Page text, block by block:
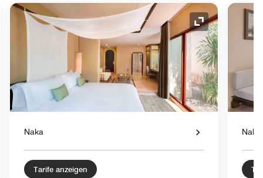
"Ausklappen" Symbol
Naka
Tarife anzeigen
Naka